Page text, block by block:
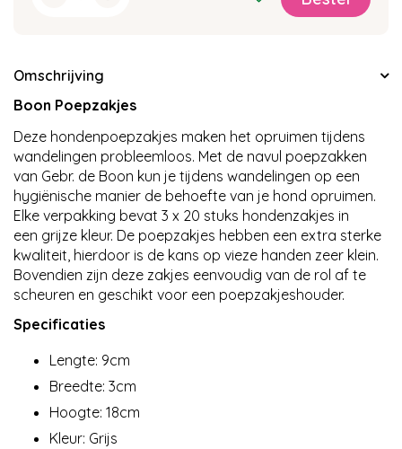
Omschrijving
Boon Poepzakjes
Deze hondenpoepzakjes maken het opruimen tijdens
wandelingen probleemloos. Met de navul poepzakken
van Gebr. de Boon kun je tijdens wandelingen op een
hygiënische manier de behoefte van je hond opruimen.
Elke verpakking bevat 3 x 20 stuks hondenzakjes in
een grijze kleur. De poepzakjes hebben een extra sterke
kwaliteit, hierdoor is de kans op vieze handen zeer klein.
Bovendien zijn deze zakjes eenvoudig van de rol af te
scheuren en geschikt voor een poepzakjeshouder.
Specificaties
Lengte: 9cm
Breedte: 3cm
Hoogte: 18cm
Kleur: Grijs